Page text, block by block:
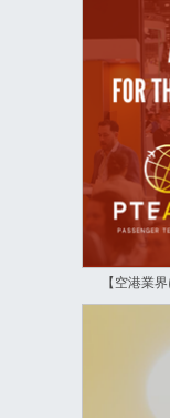
【空港業